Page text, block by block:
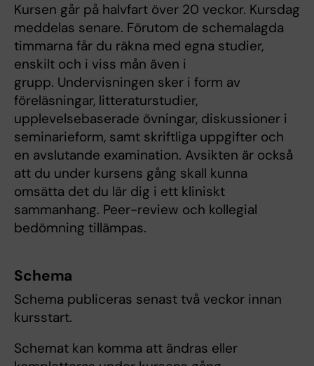
Kursen går på halvfart över 20 veckor. Kursdag
meddelas senare. Förutom de schemalagda
timmarna får du räkna med egna studier,
enskilt och i viss mån även i
grupp. Undervisningen sker i form av
föreläsningar, litteraturstudier,
upplevelsebaserade övningar, diskussioner i
seminarieform, samt skriftliga uppgifter och
en avslutande examination. Avsikten är också
att du under kursens gång skall kunna
omsätta det du lär dig i ett kliniskt
sammanhang. Peer-review och kollegial
bedömning tillämpas.
Schema
Schema publiceras senast två veckor innan
kursstart.
Schemat kan komma att ändras eller